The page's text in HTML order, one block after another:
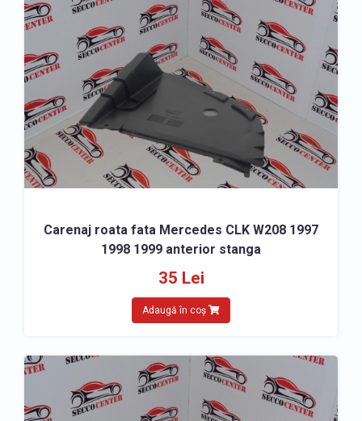
Carenaj roata fata Mercedes CLK W208 1997
1998 1999 anterior stanga
35 Lei
Adaugă în coș